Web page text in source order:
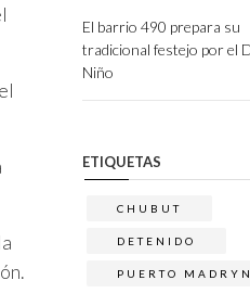
El barrio 490 prepara su
tradicional festejo por el
Niño
ETIQUETAS
CHUBUT
DETENIDO
PUERTO MADRYN